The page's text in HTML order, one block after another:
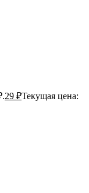
29 ₽Текущая цена: